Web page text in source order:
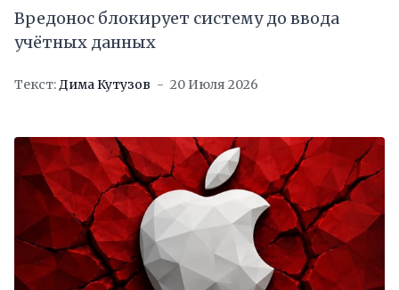
Вредонос блокирует систему до ввода
учётных данных
Текст:Дима Кутузов 20 Июля 2026